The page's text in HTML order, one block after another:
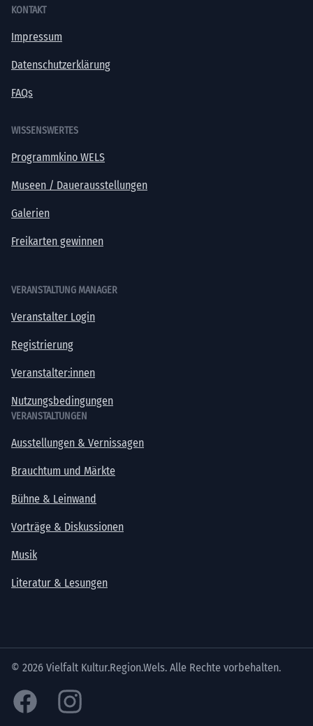
KONTAKT
Impressum
Datenschutzerklärung
FAQs
WISSENSWERTES
Programmkino WELS
Museen / Dauerausstellungen
Galerien
Freikarten gewinnen
VERANSTALTUNG MANAGER
Veranstalter Login
Registrierung
Veranstalter:innen
Nutzungsbedingungen
VERANSTALTUNGEN
Ausstellungen & Vernissagen
Brauchtum und Märkte
Bühne & Leinwand
Vorträge & Diskussionen
Musik
Literatur & Lesungen
© 2026 Vielfalt Kultur.Region.Wels. Alle Rechte vorbehalten.
Facebook Instagram